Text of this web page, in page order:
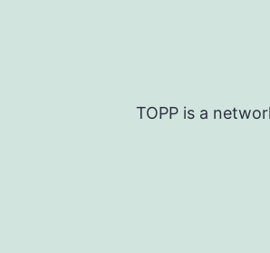
TOPP is a